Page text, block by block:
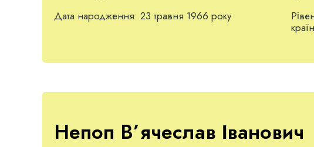
Дата народження: 23 травня 1966 року
Непоп В’ячеслав Іванович